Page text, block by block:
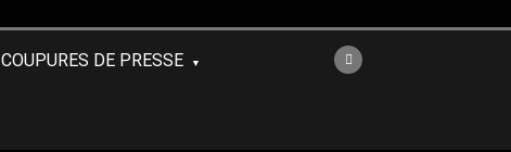
COUPURES DE PRESSE